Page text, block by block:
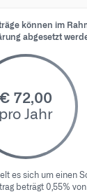
können im
abgesetzt
€ 72,00
pro Jahr
es sich um einen
beträgt 0,55%